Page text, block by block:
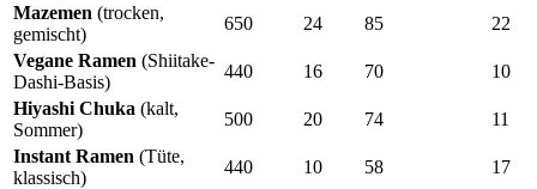
Mazemen (trocken,
gemischt)
650 24 85
22
Vegane Ramen (Shiitake-
Dashi-Basis)
440 16 70
10
Hiyashi Chuka (kalt,
Sommer)
500 20 74
11
Instant Ramen (Tüte,
klassisch)
440 10 58 17